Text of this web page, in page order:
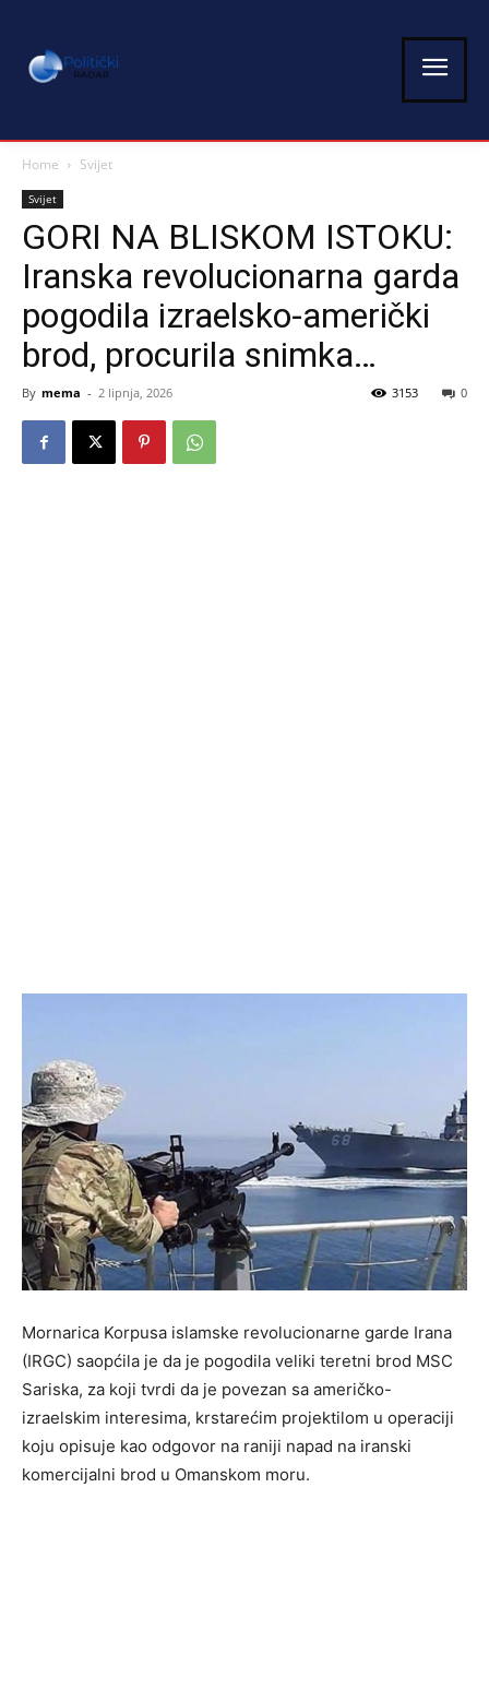
Home Svijet
Svijet
GORI NA BLISKOM ISTOKU:
Iranska revolucionarna garda
pogodila izraelsko-američki
brod, procurila snimka…
By mema - 2 lipnja, 2026 0
3153
Mornarica Korpusa islamske revolucionarne garde Irana
(IRGC) saopćila je da je pogodila veliki teretni brod MSC
Sariska, za koji tvrdi da je povezan sa američko-
izraelskim interesima, krstarećim projektilom u operaciji
koju opisuje kao odgovor na raniji napad na iranski
komercijalni brod u Omanskom moru.